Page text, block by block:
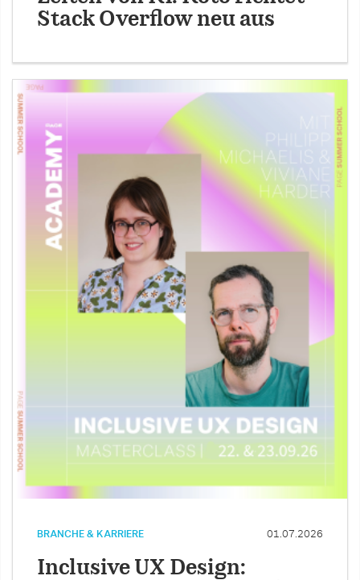
Stack Overflow neu aus
BRANCHE & KARRIERE 01.07.2026
Inclusive UX Design: